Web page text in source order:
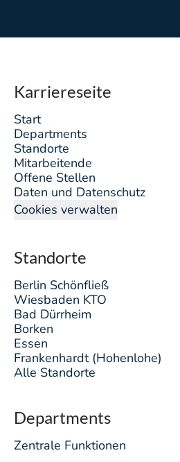
Karriereseite
Start
Departments
Standorte
Mitarbeitende
Offene Stellen
Daten und Datenschutz
Cookies verwalten
Standorte
Berlin Schönfließ
Wiesbaden KTO
Bad Dürrheim
Borken
Essen
Frankenhardt (Hohenlohe)
Alle Standorte
Departments
Zentrale Funktionen